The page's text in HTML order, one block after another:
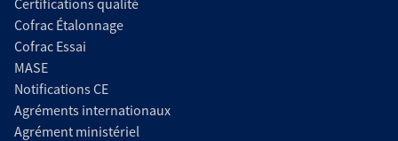
Certifications qualité
Cofrac Étalonnage
Cofrac Essai
MASE
Notifications CE
Agréments internationaux
Agrément ministériel